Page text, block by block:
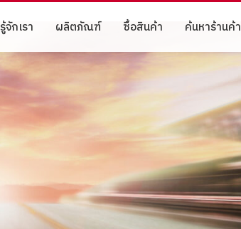
รู้จักเรา ผลิตภัณฑ์ ซื้อสินค้า ค้นหาร้านค้า